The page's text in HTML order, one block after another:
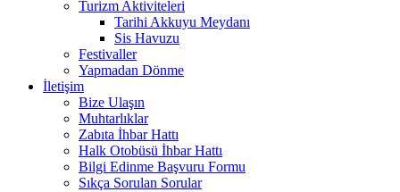
Turizm Aktiviteleri
Tarihi Akkuyu Meydanı
Sis Havuzu
Festivaller
Yapmadan Dönme
İletişim
Bize Ulaşın
Muhtarlıklar
Zabıta İhbar Hattı
Halk Otobüsü İhbar Hattı
Bilgi Edinme Başvuru Formu
Sıkça Sorulan Sorular